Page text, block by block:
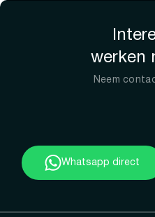
werken
Neem
Whatsapp direct